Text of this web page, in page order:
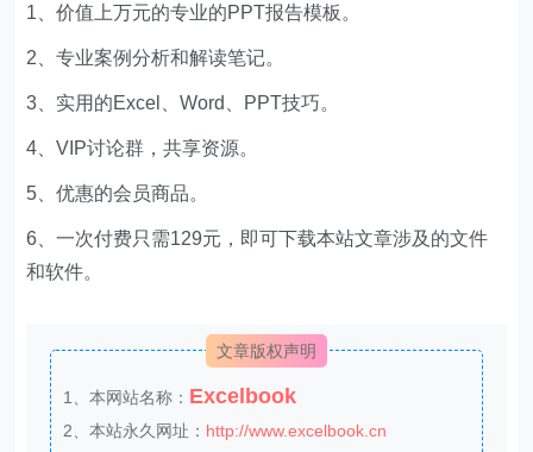
1、价值上万元的专业的PPT报告模板。
2、专业案例分析和解读笔记。
3、实用的Excel、Word、PPT技巧。
4、VIP讨论群，共享资源。
5、优惠的会员商品。
6、一次付费只需129元，即可下载本站文章涉及的文件
和软件。
文章版权声明
1、本网站名称： Excelbook
2、本站永久网址： http://www.excelbook.cn